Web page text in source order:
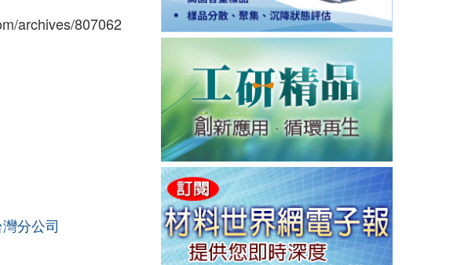
archives/807062
分公司